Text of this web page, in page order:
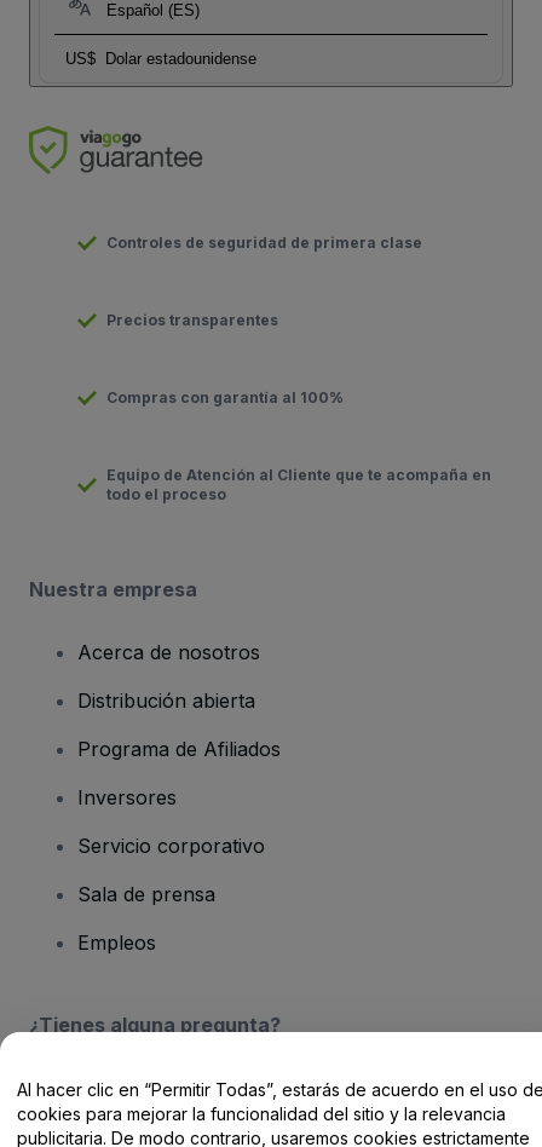
Español (ES)
US$ Dolar estadounidense
Controles de seguridad de primera clase
Precios transparentes
Compras con garantía al 100%
Equipo de Atención al Cliente que te acompaña en
todo el proceso
Nuestra empresa
Acerca de nosotros
Distribución abierta
Programa de Afiliados
Inversores
Servicio corporativo
Sala de prensa
Empleos
¿Tienes alguna pregunta?
Centro de Ayuda / Contacto
Al hacer clic en “Permitir Todas”, estarás de acuerdo en el uso
cookies para mejorar la funcionalidad del sitio y la relevancia
publicitaria. De modo contrario, usaremos cookies estrictamente